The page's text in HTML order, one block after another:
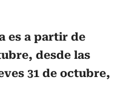
es a partir de
desde las
31 de octubre,